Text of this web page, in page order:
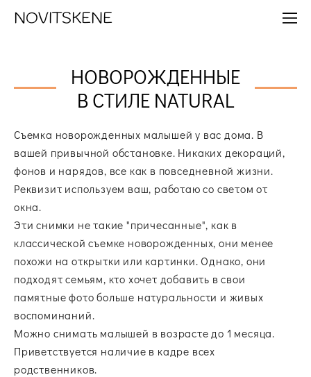
NOVITSKENE
НОВОРОЖДЕННЫЕ
В СТИЛЕ NATURAL
Съемка новорожденных малышей у вас дома. В
вашей привычной обстановке. Никаких декораций,
фонов и нарядов, все как в повседневной жизни.
Реквизит используем ваш, работаю со светом от
окна.
Эти снимки не такие "причесанные", как в
классической съемке новорожденных, они менее
похожи на открытки или картинки. Однако, они
подходят семьям, кто хочет добавить в свои
памятные фото больше натуральности и живых
воспоминаний.
Можно снимать малышей в возрасте до 1 месяца.
Приветствуется наличие в кадре всех
родственников.